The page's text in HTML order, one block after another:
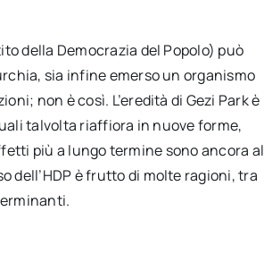
della Democrazia del Popolo) può
sia infine emerso un organismo
non è così. L’eredità di Gezi Park è
talvolta riaffiora in nuove forme,
più a lungo termine sono ancora al
dell’HDP è frutto di molte ragioni, tra